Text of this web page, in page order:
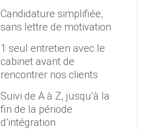
Candidature simplifiée,
sans lettre de motivation
1 seul entretien avec le
cabinet avant de
rencontrer nos clients
Suivi de A à Z, jusqu’à la
fin de la période
d’intégration